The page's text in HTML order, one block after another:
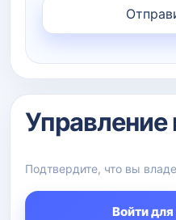
Управление
Подтвердите, что вы
Войти